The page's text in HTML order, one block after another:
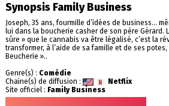
Synopsis Family Business
Joseph, 35 ans, fourmille d’idées de business...
lui dans la boucherie casher de son père Gérard.
sûre » que le cannabis va être légalisé, c’est la
transformer, à l’aide de sa famille et de ses
Beucherie »..
Genre(s) : Comédie
Chaine(s) de diffusion :
Netflix
Site officiel : Family Business